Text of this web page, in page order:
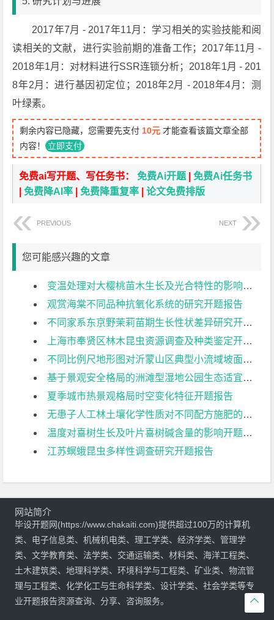
2017年7月 - 2017年11月：学习相关的实验技能和阅
读相关的文献，进行实验前期的准备工作；2017年11月 -
2018年1月：对材料进行SSR连锁分析；2018年1月 - 201
8年2月：进行基因初定位；2018年2月 - 2018年4月：测
叶绿素。
剩余内容已隐藏，您需要先支付 10元 才能查看该篇文章全部
内容！ 立即支付
免费ai写开题、写任务书：免费Ai开题 |免费Ai任务书
|免费降AI率 |免费降重复率 |论文免费排版
PREVIOUS NEXT
您可能感兴趣的文章
变温处理对大樱桃苗木生长及光合特性的影响开题报告
观赏海棠不同品种抗氧化系统的研究开题报告
不同家系东京野茉莉苗期生长性状差异研究开题报告
上海市奉贤区林木昆虫资源调查及种类鉴定开题报告
不同比例尺地形图对沂蒙山区典型小流域坡面地形因子提取的影响开题报告
基于景观安全格局的洲滩型湿地公园生态适宜性分区优化方法研究开题报告
夏季城市热景观格局时空变化特征开题报告
无患子人工林土壤化学性质对不同配方施肥的响应开题报告
温度对喜树生长及叶片喜树碱含量的影响开题报告
江苏螟蛾昆虫多样性调查研究开题报告

网站简介
毕设开题网(https://www.chakaiti.com)提供超过100万的计算机
类、电子信息类、机械机电类、理工学类、经济学类、管理学
类、文学教育类、法学类、交通运输类、材料类、海洋工程类、
土木建筑类、地理科学类、环境科学与工程类、矿业类、物流管
理与工程类、化学化工与生命科学类、设计学类、社会学类等专
业开题报告资源查询、分享、咨询服务。